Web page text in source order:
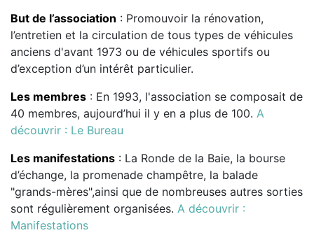
But de l’association : Promouvoir la rénovation,
l’entretien et la circulation de tous types de véhicules
anciens d'avant 1973 ou de véhicules sportifs ou
d’exception d’un intérêt particulier.
Les membres : En 1993, l'association se composait de
40 membres, aujourd’hui il y en a plus de 100. A
découvrir : Le Bureau
Les manifestations : La Ronde de la Baie, la bourse
d’échange, la promenade champêtre, la balade
"grands-mères",ainsi que de nombreuses autres sorties
sont régulièrement organisées. A découvrir :
Manifestations